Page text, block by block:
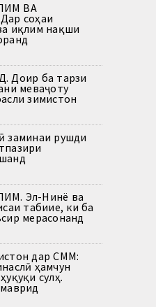
ВА
соҳаи
иқлим нақши
Доир ба тарзи
меваҷоту
зимистон
заминаи рушди
Эл-Нинё ва
табиие, ки ба
мерасонанд
дар СММ:
ҳамчун
сулҳ.